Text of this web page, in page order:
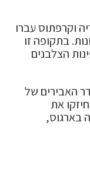
הרביעי (1204), סאריה וקרפתוס עברו
בתקופה זו
הצלבנים
האבירים של
את
בארגוס,